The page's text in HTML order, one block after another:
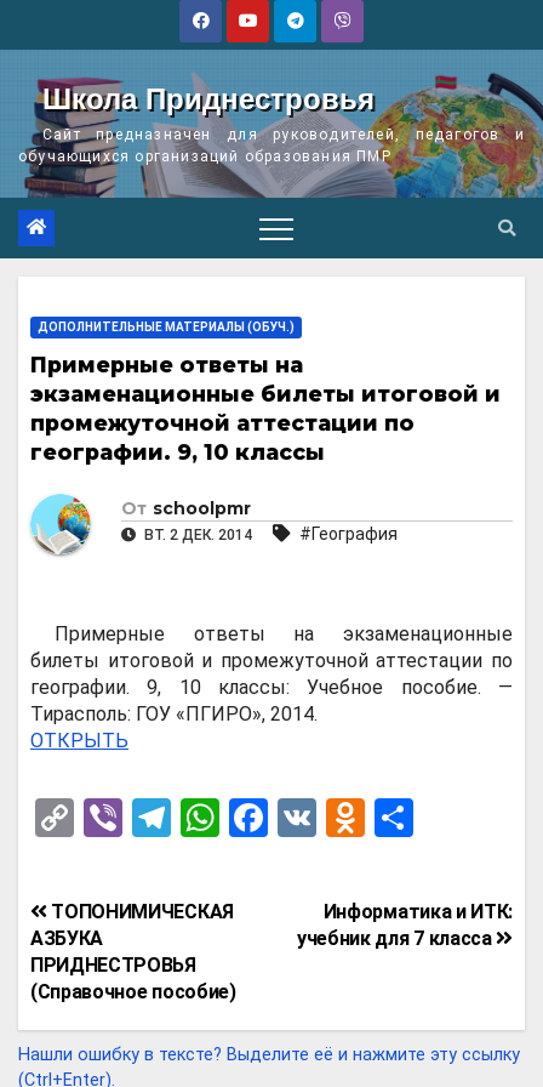
Школа Приднестровья
Сайт предназначен для руководителей, педагогов и
обучающихся организаций образования ПМР
ДОПОЛНИТЕЛЬНЫЕ МАТЕРИАЛЫ (ОБУЧ.)
Примерные ответы на
экзаменационные билеты итоговой и
промежуточной аттестации по
географии. 9, 10 классы
От schoolpmr
ВТ. 2 ДЕК. 2014 #География
Примерные ответы на экзаменационные
билеты итоговой и промежуточной аттестации по
географии. 9, 10 классы: Учебное пособие. —
Тирасполь: ГОУ «ПГИРО», 2014.
ОТКРЫТЬ
C
py
Li
n
k
Vi
er
T
e
a
m
W
at
A
p
p
F
k
V
O
n
o
ss
п
р
и
Навигация
по
записям
Информатика и ИТК:
учебник для 7 класса
ТОПОНИМИЧЕСКАЯ
АЗБУКА
ПРИДНЕСТРОВЬЯ
(Справочное пособие)
Нашли ошибку в тексте? Выделите её и нажмите эту ссылку
(Ctrl+Enter).